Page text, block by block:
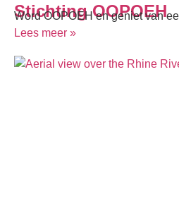
Stichting OOPOEH
Word OOPOEH en geniet van
Lees meer »